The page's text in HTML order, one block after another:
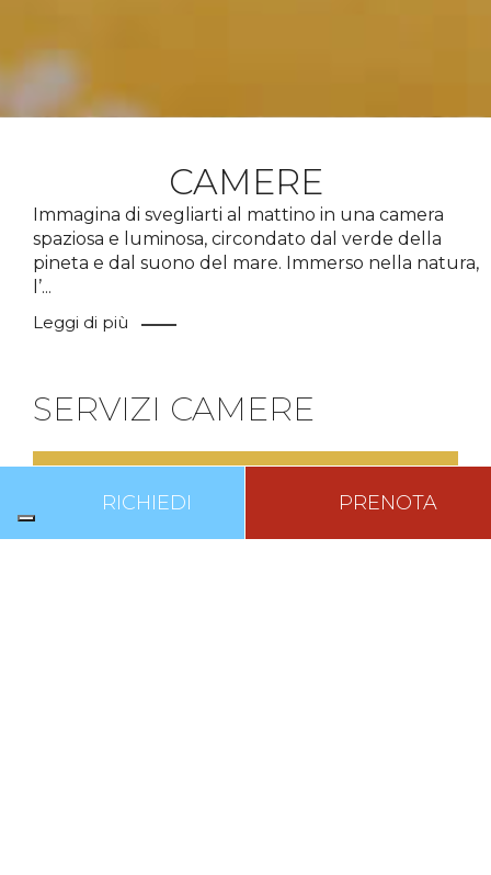
PRENOTA
RICHIEDI
CAMERE
Immagina di svegliarti al mattino in una camera
spaziosa e luminosa, circondato dal verde della
pineta e dal suono del mare. Immerso nella natura,
l’...
Leggi di più
SERVIZI CAMERE
TOP